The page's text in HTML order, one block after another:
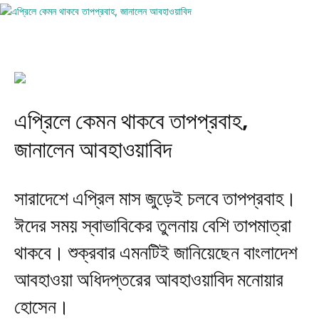
এপ্রিলে কেমন থাকবে তাপপ্রবাহ,
জানালেন আবহাওয়াবিদ
সারাদেশে এপ্রিল মাস জুড়েই চলবে তাপপ্রবাহ।
ঈদের সময় স্বাভাবিকের তুলনায় বেশি তাপমাত্রা
থাকবে। শুক্রবার এমনটিই জানিয়েছেন বাংলাদেশ
আবহাওয়া অধিদপ্তরের আবহাওয়াবিদ মনোয়ার
হোসেন।